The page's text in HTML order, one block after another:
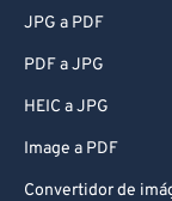
JPG a PDF
PDF a JPG
HEIC a JPG
Image a PDF
Convertidor de